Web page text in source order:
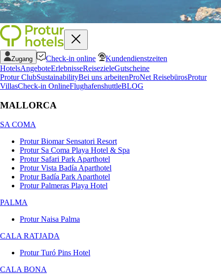
Zugang Check-in online
Kundendienstzeiten
HotelsAngeboteErlebnisseReisezieleGutscheine
Protur ClubSustainabilityBei uns arbeitenProNet ReisebürosProtur
VillasCheck-in OnlineFlughafenshuttleBLOG
MALLORCA
SA COMA
Protur Biomar Sensatori Resort
Protur Sa Coma Playa Hotel & Spa
Protur Safari Park Aparthotel
Protur Vista Badía Aparthotel
Protur Badía Park Aparthotel
Protur Palmeras Playa Hotel
PALMA
Protur Naisa Palma
CALA RATJADA
Protur Turó Pins Hotel
CALA BONA